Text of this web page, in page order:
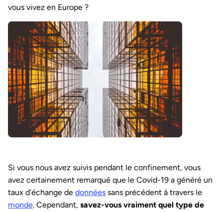
vous vivez en Europe ?
Si vous nous avez suivis pendant le confinement, vous
avez certainement remarqué que le Covid-19 a généré un
taux d’échange de données sans précédent à travers le
monde. Cependant, savez-vous vraiment quel type de